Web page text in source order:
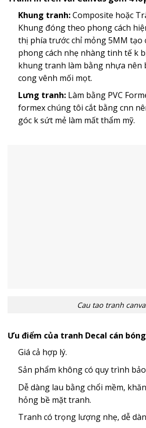
Khung tranh:Composite hoặc
Khung đóng theo phong cách
thị phía trước chỉ mỏng 5MM tạo
phong cách nhẹ nhàng tinh tế k
khung tranh làm bằng nhựa nên
cong vênh mối mọt.
Lưng tranh:Làm bằng PVC
formex chúng tôi cắt bằng cnn
góc k sứt mẻ làm mất thẩm mỹ.
Cau tao tranh
Ưu điểm của tranh Decal cán
Giá cả hợp lý.
Sản phẩm không có quy trình
Dễ dàng lau bằng chổi mềm,
hỏng bề mặt tranh.
Tranh có trọng lượng nhẹ, dễ